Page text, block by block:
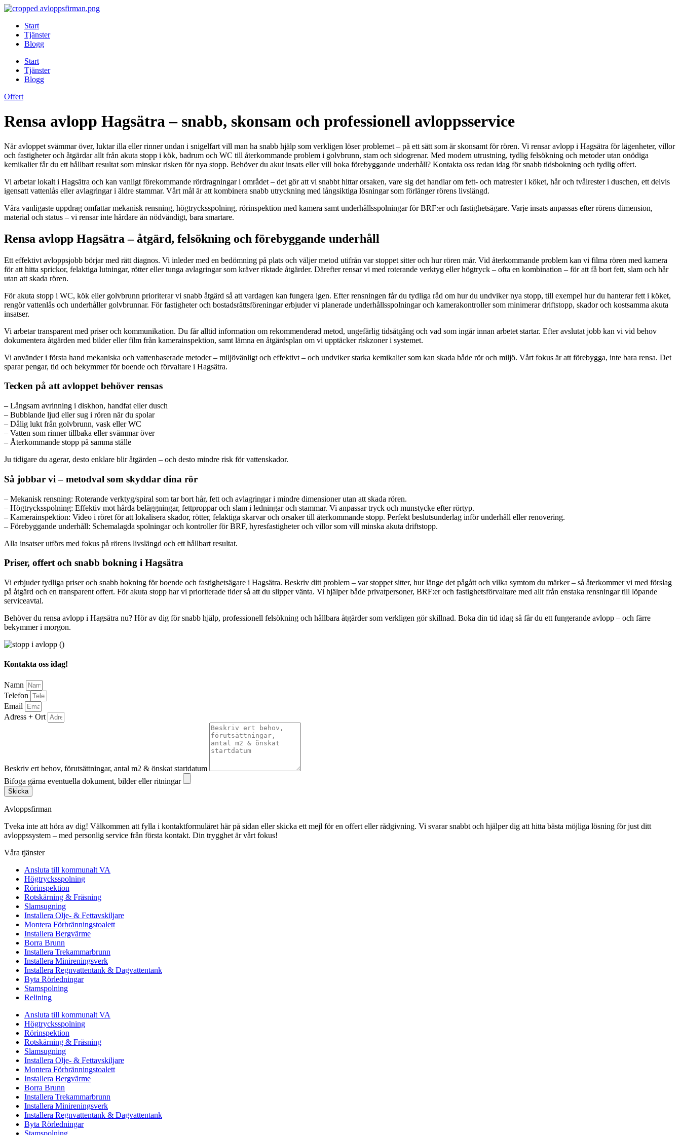
Skip
contentStart
Tjänster
Blogg
Start
Tjänster
Blogg
Offert
Rensa avlopp Hagsätra – snabb, skonsam och professionell avloppsservice
När avloppet svämmar över, luktar illa eller rinner undan i snigelfart vill man ha snabb hjälp som verkligen löser problemet – på ett sätt som är skonsamt för rören. Vi rensar avlopp i Hagsätra för lägenheter, villor
och fastigheter och åtgärdar allt från akuta stopp i kök, badrum och WC till återkommande problem i golvbrunn, stam och sidogrenar. Med modern utrustning, tydlig felsökning och metoder utan onödiga
kemikalier får du ett hållbart resultat som minskar risken för nya stopp. Behöver du akut insats eller vill boka förebyggande underhåll? Kontakta oss redan idag för snabb tidsbokning och tydlig offert.
Vi arbetar lokalt i Hagsätra och kan vanligt förekommande rördragningar i området – det gör att vi snabbt hittar orsaken, vare sig det handlar om fett- och matrester i köket, hår och tvålrester i duschen, ett delvis
igensatt vattenlås eller avlagringar i äldre stammar. Vårt mål är att kombinera snabb utryckning med långsiktiga lösningar som förlänger rörens livslängd.
Våra vanligaste uppdrag omfattar mekanisk rensning, högtrycksspolning, rörinspektion med kamera samt underhållsspolningar för BRF:er och fastighetsägare. Varje insats anpassas efter rörens dimension,
material och status – vi rensar inte hårdare än nödvändigt, bara smartare.
Rensa avlopp Hagsätra – åtgärd, felsökning och förebyggande underhåll
Ett effektivt avloppsjobb börjar med rätt diagnos. Vi inleder med en bedömning på plats och väljer metod utifrån var stoppet sitter och hur rören mår. Vid återkommande problem kan vi filma rören med kamera
för att hitta sprickor, felaktiga lutningar, rötter eller tunga avlagringar som kräver riktade åtgärder. Därefter rensar vi med roterande verktyg eller högtryck – ofta en kombination – för att få bort fett, slam och hår
utan att skada rören.
För akuta stopp i WC, kök eller golvbrunn prioriterar vi snabb åtgärd så att vardagen kan fungera igen. Efter rensningen får du tydliga råd om hur du undviker nya stopp, till exempel hur du hanterar fett i köket,
rengör vattenlås och underhåller golvbrunnar. För fastigheter och bostadsrättsföreningar erbjuder vi planerade underhållsspolningar och kamerakontroller som minimerar driftstopp, skador och kostsamma akuta
insatser.
Vi arbetar transparent med priser och kommunikation. Du får alltid information om rekommenderad metod, ungefärlig tidsåtgång och vad som ingår innan arbetet startar. Efter avslutat jobb kan vi vid behov
dokumentera åtgärden med bilder eller film från kamerainspektion, samt lämna en åtgärdsplan om vi upptäcker riskzoner i systemet.
Vi använder i första hand mekaniska och vattenbaserade metoder – miljövänligt och effektivt – och undviker starka kemikalier som kan skada både rör och miljö. Vårt fokus är att förebygga, inte bara rensa. Det
sparar pengar, tid och bekymmer för boende och förvaltare i Hagsätra.
Tecken på att avloppet behöver rensas
– Långsam avrinning i diskhon, handfat eller dusch
– Bubblande ljud eller sug i rören när du spolar
– Dålig lukt från golvbrunn, vask eller WC
– Vatten som rinner tillbaka eller svämmar över
– Återkommande stopp på samma ställe
Ju tidigare du agerar, desto enklare blir åtgärden – och desto mindre risk för vattenskador.
Så jobbar vi – metodval som skyddar dina rör
– Mekanisk rensning: Roterande verktyg/spiral som tar bort hår, fett och avlagringar i mindre dimensioner utan att skada rören.
– Högtrycksspolning: Effektiv mot hårda beläggningar, fettproppar och slam i ledningar och stammar. Vi anpassar tryck och munstycke efter rörtyp.
– Kamerainspektion: Video i röret för att lokalisera skador, rötter, felaktiga skarvar och orsaker till återkommande stopp. Perfekt beslutsunderlag inför underhåll eller renovering.
– Förebyggande underhåll: Schemalagda spolningar och kontroller för BRF, hyresfastigheter och villor som vill minska akuta driftstopp.
Alla insatser utförs med fokus på rörens livslängd och ett hållbart resultat.
Priser, offert och snabb bokning i Hagsätra
Vi erbjuder tydliga priser och snabb bokning för boende och fastighetsägare i Hagsätra. Beskriv ditt problem – var stoppet sitter, hur länge det pågått och vilka symtom du märker – så återkommer vi med förslag
på åtgärd och en transparent offert. För akuta stopp har vi prioriterade tider så att du slipper vänta. Vi hjälper både privatpersoner, BRF:er och fastighetsförvaltare med allt från enstaka rensningar till löpande
serviceavtal.
Behöver du rensa avlopp i Hagsätra nu? Hör av dig för snabb hjälp, professionell felsökning och hållbara åtgärder som verkligen gör skillnad. Boka din tid idag så får du ett fungerande avlopp – och färre
bekymmer i morgon.
Kontakta oss idag!
Namn
Telefon
Email
Adress + Ort
Beskriv ert behov, förutsättningar, antal m2 & önskat startdatum
Bifoga gärna eventuella dokument, bilder eller ritningar
Skicka
Avloppsfirman
Tveka inte att höra av dig! Välkommen att fylla i kontaktformuläret här på sidan eller skicka ett mejl för en offert eller rådgivning. Vi svarar snabbt och hjälper dig att hitta bästa möjliga lösning för just ditt
avloppssystem – med personlig service från första kontakt. Din trygghet är vårt fokus!
Våra tjänster
Ansluta till kommunalt VA
Högtrycksspolning
Rörinspektion
Rotskärning & Fräsning
Slamsugning
Installera Olje- & Fettavskiljare
Montera Förbränningstoalett
Installera Bergvärme
Borra Brunn
Installera Trekammarbrunn
Installera Minireningsverk
Installera Regnvattentank & Dagvattentank
Byta Rörledningar
Stamspolning
Relining
Ansluta till kommunalt VA
Högtrycksspolning
Rörinspektion
Rotskärning & Fräsning
Slamsugning
Installera Olje- & Fettavskiljare
Montera Förbränningstoalett
Installera Bergvärme
Borra Brunn
Installera Trekammarbrunn
Installera Minireningsverk
Installera Regnvattentank & Dagvattentank
Byta Rörledningar
Stamspolning